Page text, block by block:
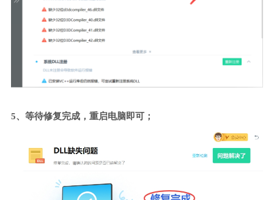
5、等待修复完成，重启电脑即可；